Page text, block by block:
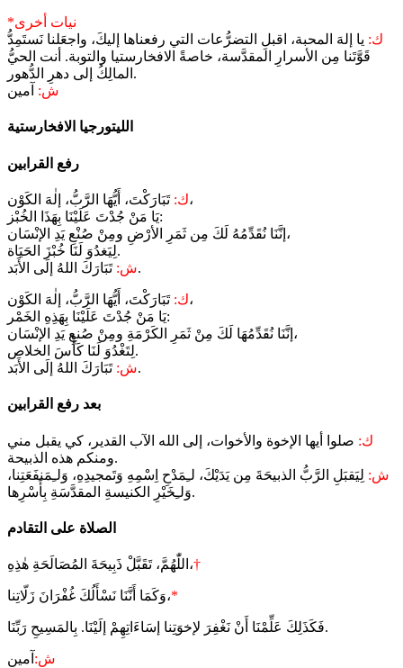
*نيات أخرى
ك: يا إلهَ المحبة، اقبلِ التضرُّعات التي رفعناها إليكَ، واجعَلنا نَستَمِدُّ
قَوَّتَنا مِن الأسرارِ المقدَّسة، خاصةً الافخارستيا والتوبة. أنت الحيُّ
المالِكُ إلى دهرِ الدُّهور.
ش: آمين
رفع القرابين
ك:تَبَارَكْتَ، أَيُّهَا الرَّبُّ، إلٰهَ الكَوْن،
يَا مَنْ جُدْتَ عَلَيْنَا بِهَذَا الخُبْز:
إنَّنَا نُقَدِّمُهُ لَكَ مِن ثَمَرِ الأرْضِ ومِنْ صُنْعِ يَدِ الإنْسَان،
لِيَغدُوَ لَنَا خُبْزَ الحَيَاة.
ش:تَبَارَكَ اللهُ إلَى الأَبَد.
ك:تَبَارَكْتَ، أَيُّهَا الرَّبُّ، إلٰهَ الكَوْن،
يَا مَنْ جُدْتَ عَلَيْنَا بِهَذِهِ الخَمْر:
إنَّنَا نُقَدِّمُهَا لَكَ مِنْ ثَمَرِ الكَرْمَةِ ومِنْ صُنعِ يَدِ الإنْسَان،
لِتَغْدُوَ لَنَا كَأْسَ الخلاص.
ش:تَبَارَكَ اللهُ إلَى الأَبَد.
بعد رفع القرابين
ك: صلوا أيها الإخوة والأخوات، إلى الله الآب القدير، كي يقبل مني
ومنكم هذه الذبيحة.
ش: لِيَقبَلِ الرَّبُّ الذبيحَةَ مِن يَدَيْكَ، لـِمَدْحِ اِسْمِهِ وَتَمجيدِهِ، وَلـِمَنفَعَتِنا،
وَلـِخَيْرِ الكنيسةِ المقدَّسَةِ بِأَسْرِها.
الصلاة على التقادم
اللّٰهُمَّ، تَقَبَّلْ ذَبِيحَةَ المُصَالَحَةِ هٰذِهِ،†
وَكَمَا أَنَّنَا نَسْأَلُكَ غُفْرَانَ زَلّاتِنا،*
فَكَذَلِكَ عَلِّمْنَا أَنْ نَغْفِرَ لإخوَتِنا إسَاءَاتِهِمْ إلَيْنَا. بِالمَسِيحِ رَبِّنَا.
ش: آمين